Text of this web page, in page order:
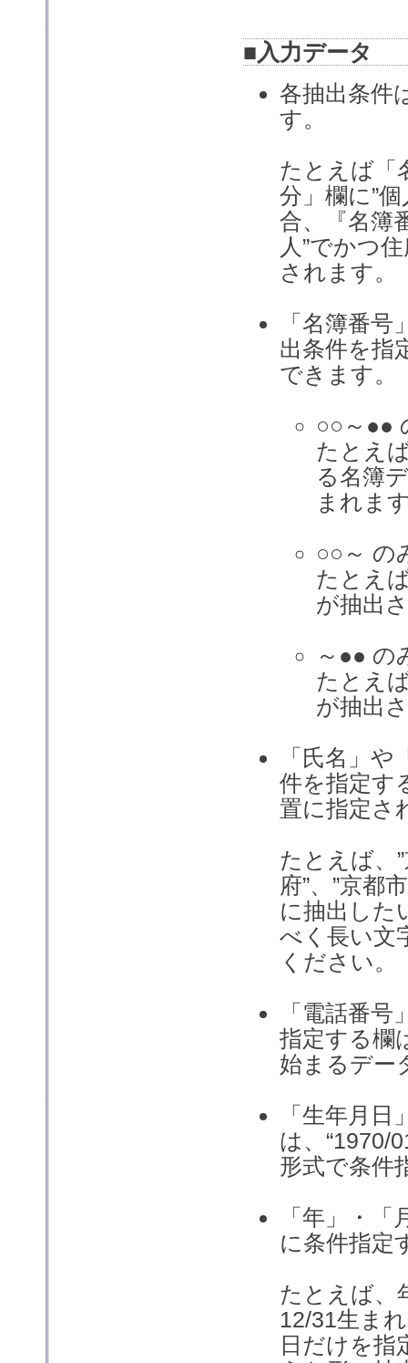
■入力データ
各抽出条件
す。
たとえば「
分」欄に”
合、『名簿
人”でかつ
されます。
「名簿番
出条件を指
できます。
○○～●●
たとえ
る名簿
まれま
○○～ の
たとえ
が抽出
～●● の
たとえ
が抽出
「氏名」
件を指定す
置に指定さ
たとえば、
府”、”京都
に抽出した
べく長い文
ください。
「電話番
指定する欄
始まるデー
「生年月
は、“1970/
形式で条件
「年」・
に条件指定
たとえば、
12/31生ま
日だけを指